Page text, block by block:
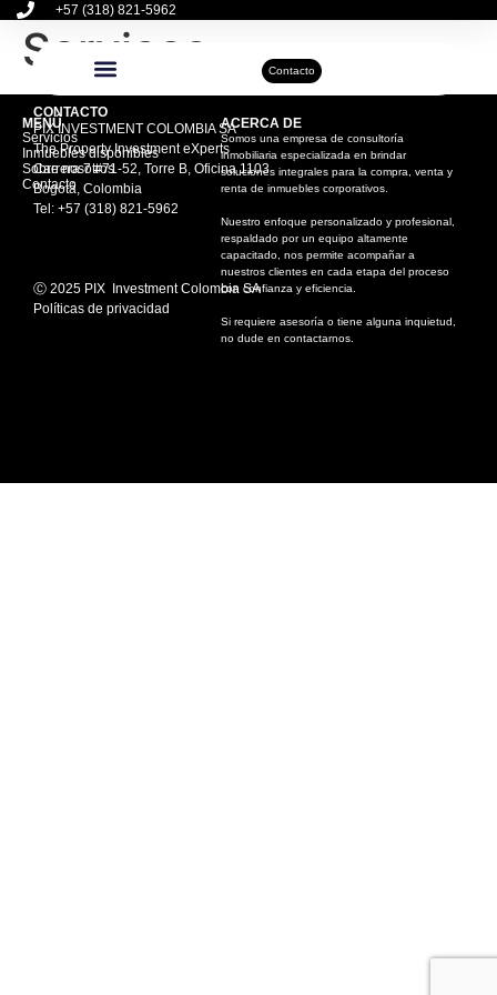
+57 (318) 821-5962
Contacto
Services
MENÚ
Servicios
Inmuebles disponibles
Sobre nosotros
Contacto
ACERCA DE
Somos una empresa de consultoría
inmobiliaria especializada en brindar
soluciones integrales para la compra, venta y
renta de inmuebles corporativos.
Nuestro enfoque personalizado y profesional,
respaldado por un equipo altamente
capacitado, nos permite acompañar a
nuestros clientes en cada etapa del proceso
con confianza y eficiencia.
Si requiere asesoría o tiene alguna inquietud,
no dude en contactarnos.
CONTACTO
PIX INVESTMENT COLOMBIA SA
The Property Investment eXperts
Carrera 7 #71-52, Torre B, Oficina 1103
Bogotá, Colombia
Tel: +57 (318) 821-5962
Ⓒ 2025 PIX Investment Colombia SA
Políticas de privacidad